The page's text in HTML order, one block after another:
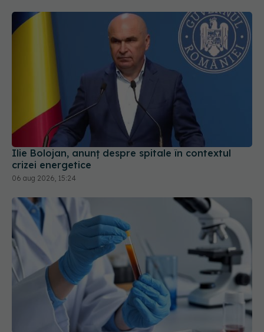
Ilie Bolojan, anunț despre spitale în contextul
crizei energetice
06 aug 2026, 15:24
Ce înseamnă hemoglobină mică. De ce nu este
întotdeauna vorba despre lipsa de fier